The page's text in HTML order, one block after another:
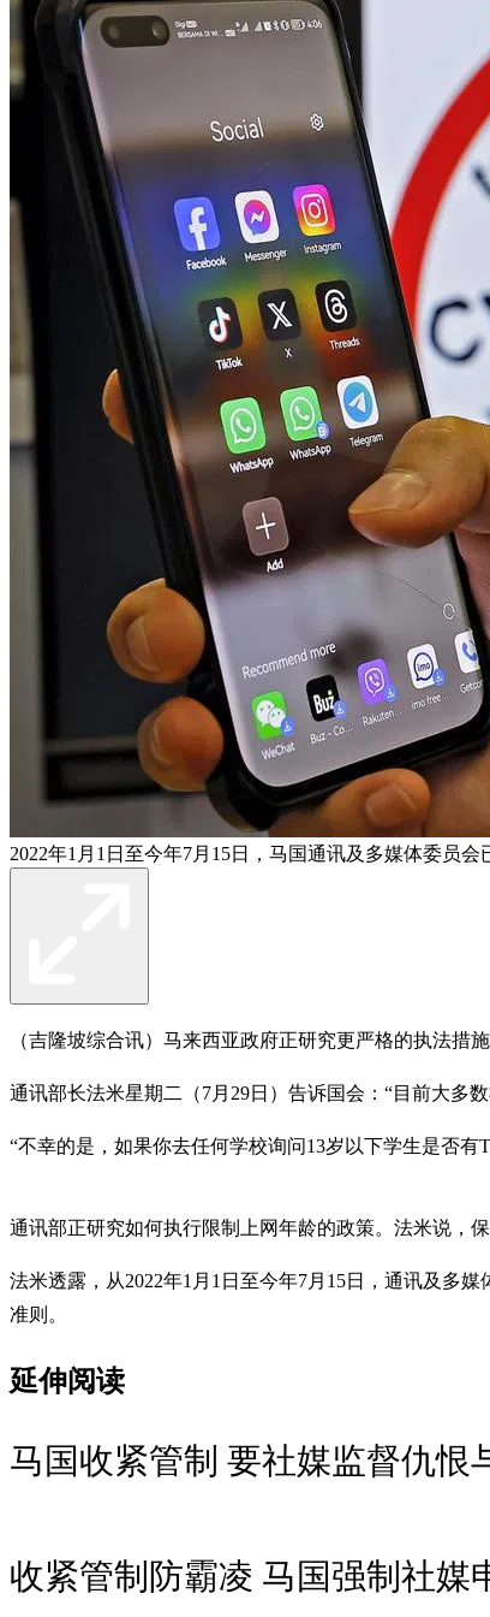
2022年1月1日至今年7月15日，马国通讯及多媒体委员
（吉隆坡综合讯）马来西亚政府正研究更严格的执法措
通讯部长法米星期二（7月29日）告诉国会：“目前大多
“不幸的是，如果你去任何学校询问13岁以下学生是否
通讯部正研究如何执行限制上网年龄的政策。法米说，
法米透露，从2022年1月1日至今年7月15日，通讯及多
准则。
延伸阅读
马国收紧管制 要社媒监督仇恨
收紧管制防霸凌 马国强制社媒